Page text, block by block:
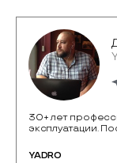
30+ лет
эксплуатации.
YADRO